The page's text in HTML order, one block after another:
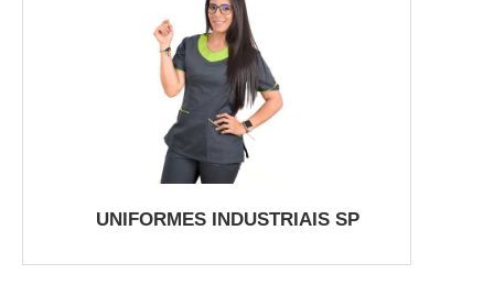
UNIFORMES INDUSTRIAIS SP